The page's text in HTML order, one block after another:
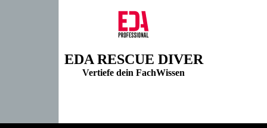
EDA RESCUE DIVER
Vertiefe dein FachWissen